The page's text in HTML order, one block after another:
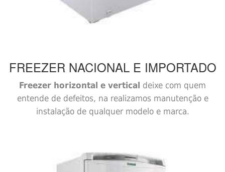
FREEZER NACIONAL E IMPORTADO
Freezer horizontal e vertical deixe com quem
entende de defeitos, na realizamos manutenção e
instalação de qualquer modelo e marca.